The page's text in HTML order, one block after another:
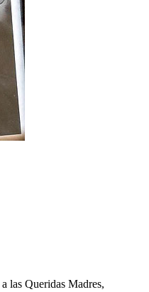
las Queridas Madres,